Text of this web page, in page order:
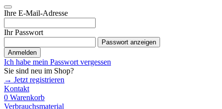
Ihre E-Mail-Adresse
Ihr Passwort
Passwort anzeigen
Anmelden
Ich habe mein Passwort vergessen
Sie sind neu im Shop?
→ Jetzt registrieren
Kontakt
0 Warenkorb
Verbrauchsmaterial